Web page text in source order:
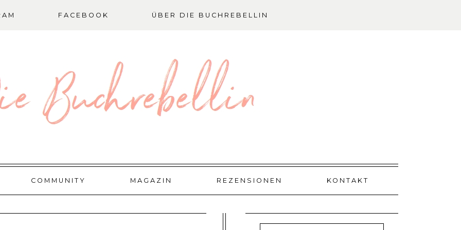
FACEBOOK ÜBER DIE BUCHREBELLIN
COMMUNITY MAGAZIN REZENSIONEN KONTAKT